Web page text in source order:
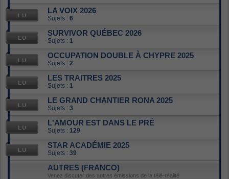
LA VOIX 2026
Sujets : 6
SURVIVOR QUÉBEC 2026
Sujets : 1
OCCUPATION DOUBLE À CHYPRE 2025
Sujets : 2
LES TRAITRES 2025
Sujets : 1
LE GRAND CHANTIER RONA 2025
Sujets : 3
L'AMOUR EST DANS LE PRÉ
Sujets : 129
STAR ACADÉMIE 2025
Sujets : 39
AUTRES (FRANCO)
Venez discuter des autres émissions de la télé-réalité